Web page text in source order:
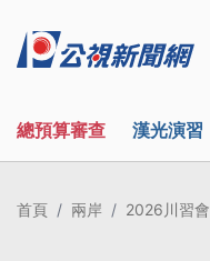
總預算審查 漢光演習
首頁 兩岸 2026川習會